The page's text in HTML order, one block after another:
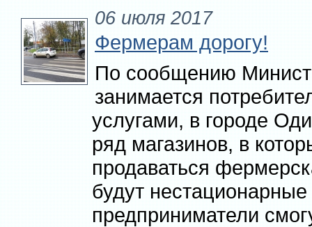
06 июля 2017
Фермерам дорогу!
По сообщению
занимается
услугами, в городе
ряд магазинов, в
продаваться
будут нестационарные
предприниматели